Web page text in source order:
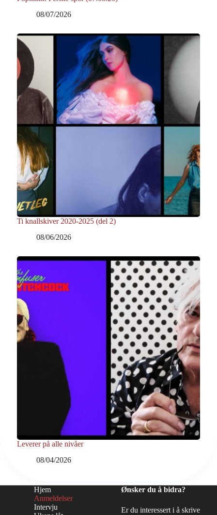
08/07/2026
Ti knallskiver 2020-2025 (del 2)
08/06/2026
Leverer på alle nivåer
08/04/2026
Hjem
Anmeldelser
Intervju
Ønsker du å bidra?
Er du interessert i å skrive